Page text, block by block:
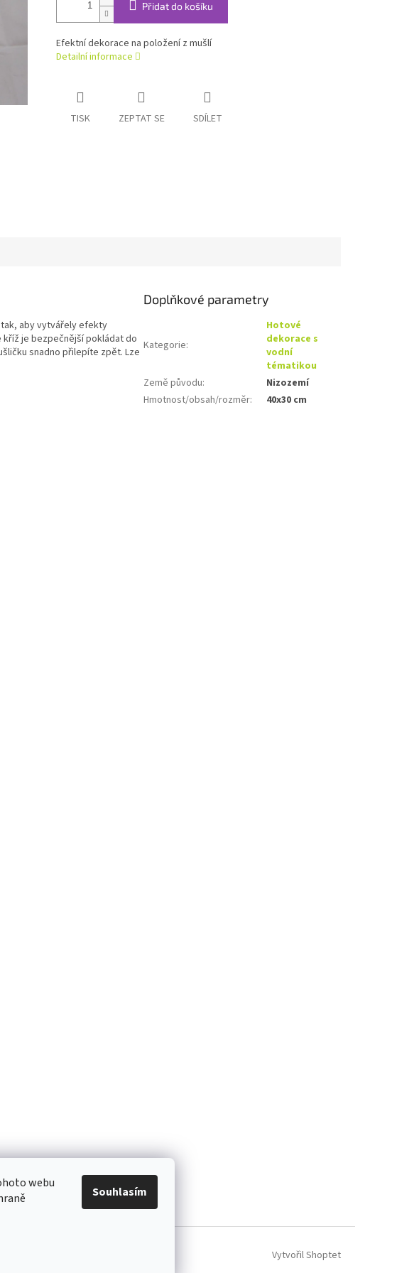
webu
Souhlasím
Přidat do košíku
Efektní dekorace na položení z mušlí
Detailní informace
TISK ZEPTAT SE SDÍLET
aby vytvářely efekty
je bezpečnější pokládat do
snadno přilepíte zpět. Lze
Doplňkové parametry
Kategorie:
Hotové
dekorace s
vodní
tématikou
Země původu:
Nizozemí
Hmotnost/obsah/rozměr: 40x30 cm
Vytvořil Shoptet